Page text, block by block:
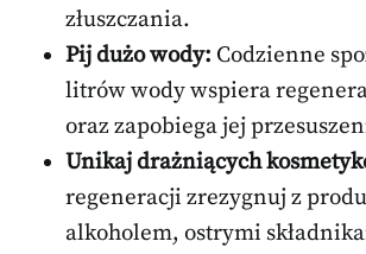
złuszczania.
Pij dużo wody: Codzienne
litrów wody wspiera
oraz zapobiega jej
Unikaj drażniących
regeneracji zrezygnuj z
alkoholem, ostrymi